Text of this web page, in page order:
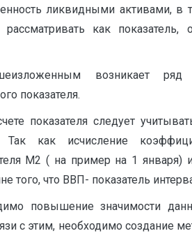
ликвидными активами, в
рассматривать как
возникает ряд
показателя.
показателя следует
как исчисление
М2 ( на пример на 1 января)
того, что ВВП- показатель
повышение значимости
с этим, необходимо создание